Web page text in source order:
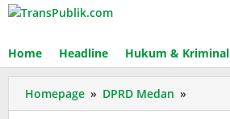
Lewati
Home Headline Hukum & Kriminal
Homepage » DPRD Medan »
IV